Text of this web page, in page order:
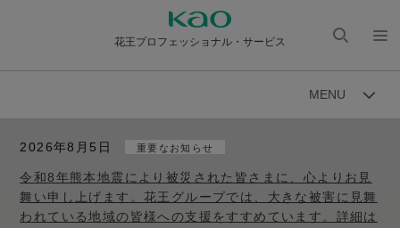
花王プロフェッショナル・サービス
く
MENU
2026年8月5日 重要なお知らせ
令和8年熊本地震により被災された皆さまに、心よりお見
舞い申し上げます。花王グループでは、大きな被害に見舞
われている地域の皆様への支援をすすめています。詳細は